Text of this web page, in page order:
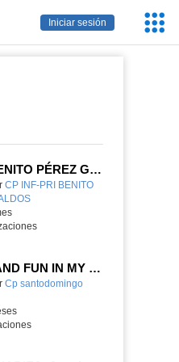
Iniciar sesión
CEIP BENITO PÉREZ GALDÓS READY, STEADY & GO
educativo.
CP INF-PRI BENITO
-
FOOD AND FUN IN MY GARDEN
educativo.
Cp santodomingo